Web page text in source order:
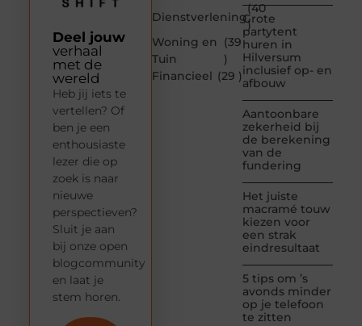
Dienstverlening
(40
)
Woning en
Tuin
(39
)
Financieel (29 )
Grote
partytent
huren in
Hilversum
inclusief op- en
afbouw
Aantoonbare
zekerheid bij
de berekening
van de
fundering
Het juiste
macramé touw
kiezen voor
een strak
eindresultaat
5 tips om ’s
avonds minder
op je telefoon
te zitten
Deel jouw
verhaal
met de
wereld
Heb jij iets te
vertellen? Of
ben je een
enthousiaste
lezer die op
zoek is naar
nieuwe
perspectieven?
Sluit je aan
bij onze open
blogcommunity
en laat je
stem horen.